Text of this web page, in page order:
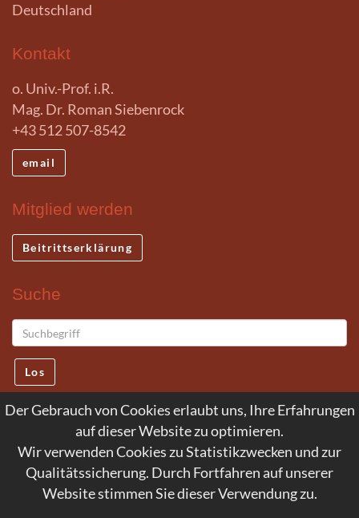
Der Gebrauch von Cookies erlaubt uns, Ihre Erfahrungen
auf dieser Website zu optimieren.
Wir verwenden Cookies zu Statistikzwecken und zur
Qualitätssicherung. Durch Fortfahren auf unserer
Website stimmen Sie dieser Verwendung zu.
Deutschland
Kontakt
o. Univ.-Prof. i.R.
Mag. Dr. Roman Siebenrock
+43 512 507-8542
email
Mitglied werden
Beitrittserklärung
Suche
Los
© 2026 Internationale Deutsche Newman
Gesellschaft e. V.
Service